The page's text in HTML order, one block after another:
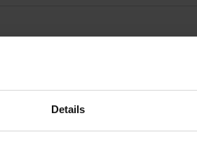
Details
iets vergeten ?